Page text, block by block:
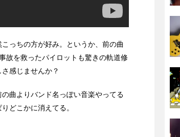
っちの方が好み。というか、前の曲
故を救ったパイロットも驚きの軌道修
感じませんか？
曲よりバンド名っぽい音楽やってる
どこかに消えてる。